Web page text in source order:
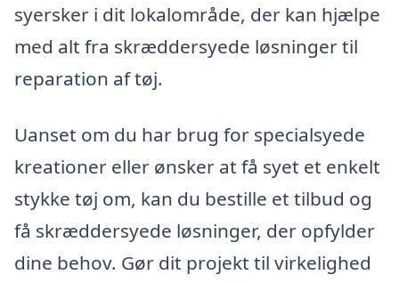
syersker i dit lokalområde, der kan hjælpe
med alt fra skræddersyede løsninger til
reparation af tøj.
Uanset om du har brug for specialsyede
kreationer eller ønsker at få syet et enkelt
stykke tøj om, kan du bestille et tilbud og
få skræddersyede løsninger, der opfylder
dine behov. Gør dit projekt til virkelighed